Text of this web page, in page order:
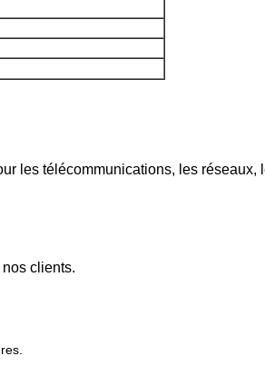
les télécommunications, les
clients.